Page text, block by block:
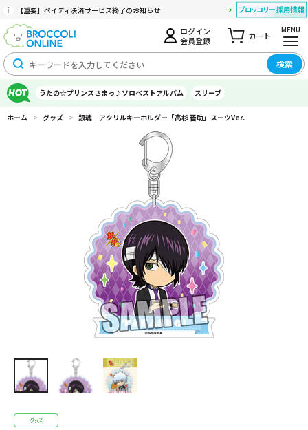
【重要】ペイディ決済サービス終了のお知らせ
ログイン
会員登録
カート
MENU
検索
うたの☆プリンスさまっ♪ソロベストアルバム スリーブ
ホーム > グッズ > 銀魂 アクリルキーホルダー「高杉 晋助」スーツVer.